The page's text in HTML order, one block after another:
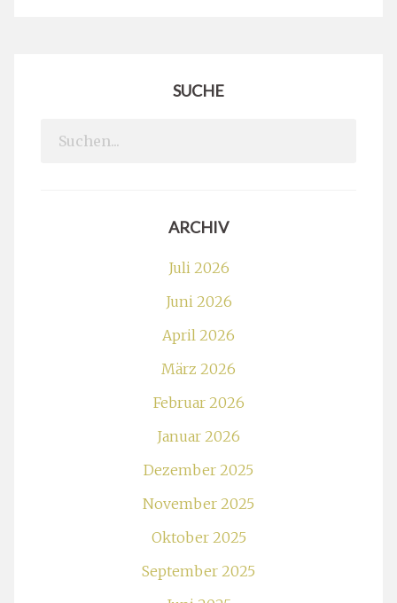
SUCHE
Search
ARCHIV
Juli 2026
Juni 2026
April 2026
März 2026
Februar 2026
Januar 2026
Dezember 2025
November 2025
Oktober 2025
September 2025